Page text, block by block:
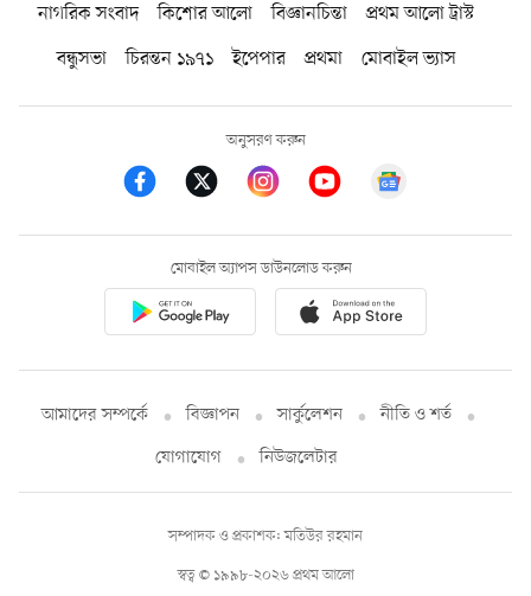
নাগরিক সংবাদ কিশোর আলো বিজ্ঞানচিন্তা
প্রথম আলো ট্রাস্ট
বন্ধুসভা
চিরন্তন ১৯৭১ ইপেপার প্রথমা মোবাইল ভ্যাস
অনুসরণ করুন
মোবাইল অ্যাপস ডাউনলোড করুন
আমাদের সম্পর্কে বিজ্ঞাপন সার্কুলেশন
নীতি ও শর্ত
যোগাযোগ
নিউজলেটার
স্বত্ব © ১৯৯৮-২০২৬ প্রথম আলো
সম্পাদক ও প্রকাশক: মতিউর রহমান